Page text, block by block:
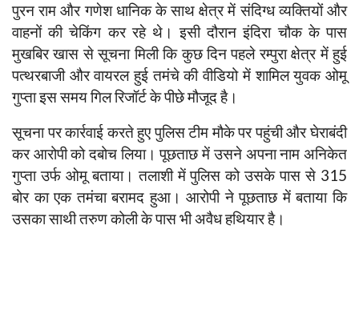
पुरन राम और गणेश धानिक के साथ क्षेत्र में संदिग्ध व्यक्तियों और
वाहनों की चेकिंग कर रहे थे। इसी दौरान इंदिरा चौक के पास
मुखबिर खास से सूचना मिली कि कुछ दिन पहले रम्पुरा क्षेत्र में हुई
पत्थरबाजी और वायरल हुई तमंचे की वीडियो में शामिल युवक ओमू
गुप्ता इस समय गिल रिजॉर्ट के पीछे मौजूद है।
सूचना पर कार्रवाई करते हुए पुलिस टीम मौके पर पहुंची और घेराबंदी
कर आरोपी को दबोच लिया। पूछताछ में उसने अपना नाम अनिकेत
गुप्ता उर्फ ओमू बताया। तलाशी में पुलिस को उसके पास से 315
बोर का एक तमंचा बरामद हुआ। आरोपी ने पूछताछ में बताया कि
उसका साथी तरुण कोली के पास भी अवैध हथियार है।